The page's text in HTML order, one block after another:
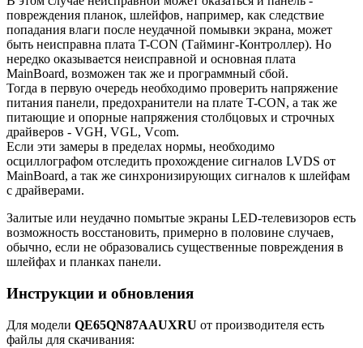
повреждения планок, шлейфов, например, как следствие
попадания влаги после неудачной помывки экрана, может
быть неисправна плата T-CON (Тайминг-Контроллер). Но
нередко оказывается неисправной и основная плата
MainBoard, возможен так же и программный сбой.
Тогда в первую очередь необходимо проверить напряжение
питания панели, предохранители на плате T-CON, а так же
питающие и опорные напряжения столбцовых и строчных
драйверов - VGH, VGL, Vcom.
Если эти замеры в пределах нормы, необходимо
осциллографом отследить прохождение сигналов LVDS от
MainBoard, а так же синхронизирующих сигналов к шлейфам
с драйверами.
Залитые или неудачно помытые экраны LED-телевизоров есть
возможность восстановить, примерно в половине случаев,
обычно, если не образовались существенные повреждения в
шлейфах и планках панели.
Инструкции и обновления
Для модели QE65QN87AAUXRU от производителя есть
файлы для скачивания: